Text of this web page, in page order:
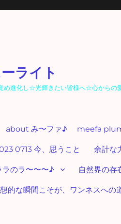
ライト
め進化し☆光輝きたい皆様へ☆心から
about み〜ファ♪ meefa
0713 今、思うこと 余計な
ラのラ〜〜〜♪ 自然界の存
な瞬間こそが、ワンネスへの